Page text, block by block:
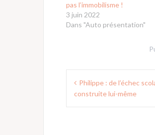
pas l’immobilisme !
3 juin 2022
Dans "Auto présentation"
Navigation
de Philippe : de l’échec
construite lui-même